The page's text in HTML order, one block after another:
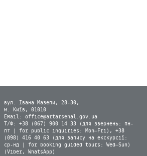
вул. Івана Мазепи, 28-30,
м. Київ, 01010
Email: office@artarsenal.gov.ua
Т/Ф: +38 (067) 900 14 33 (для звернень: пн-
пт | for public inquiries: Mon–Fri), +38
(098) 416 40 63 (для запису на екскурсії:
ср-нд | for booking guided tours: Wed–Sun)
(Viber, WhatsApp)